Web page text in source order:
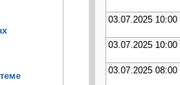
03.07.2025 10:00
03.07.2025 10:00
03.07.2025 08:00